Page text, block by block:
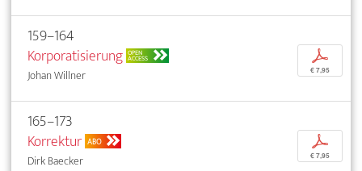
159–164
Korporatisierung OPEN
ACCESS
Johan Willner
p
€ 7,95
165–173
Korrektur ABO
Dirk Baecker
p
€ 7,95